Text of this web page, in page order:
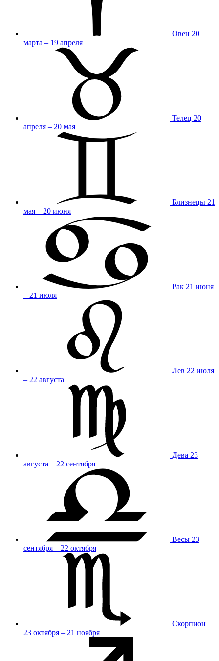
Овен 20
марта – 19 апреля
Телец 20
апреля – 20 мая
Близнецы 21
мая – 20 июня
Рак 21 июня
– 21 июля
Лев 22 июля
– 22 августа
Дева 23
августа – 22 сентября
Весы 23
сентября – 22 октября
Скорпион
23 октября – 21 ноября